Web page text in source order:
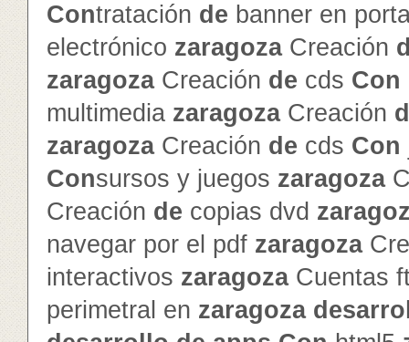
Contratación de banner en
electrónico zaragozaCreación
zaragozaCreación de cds Con
multimedia zaragozaCreación
zaragozaCreación de cds Con
Consursos y juegos zaragoza
Creación de copias dvd
navegar por el pdf zaragoza
interactivos zaragozaCuentas
perimetral en zaragoza de